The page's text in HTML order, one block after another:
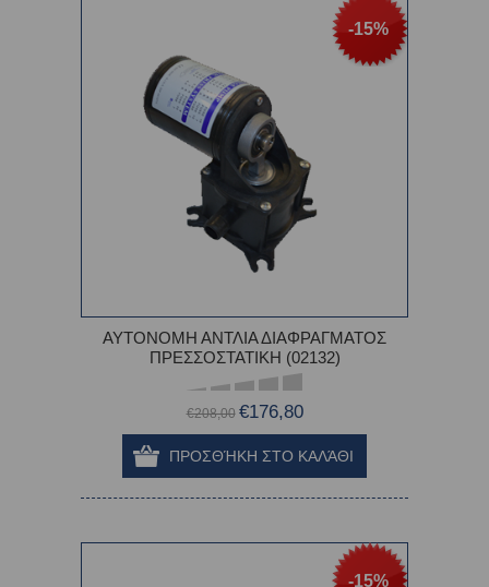
-15%
ΑΥΤΟΝΟΜΗ ΑΝΤΛΙΑ ΔΙΑΦΡΑΓΜΑΤΟΣ
ΠΡΕΣΣΟΣΤΑΤΙΚΗ (02132)
€208,00 €176,80
-15%